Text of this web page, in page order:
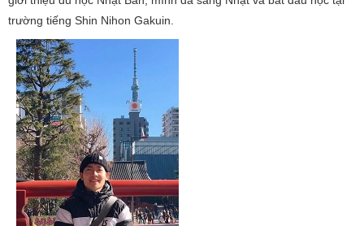
trường tiếng Shin Nihon Gakuin.